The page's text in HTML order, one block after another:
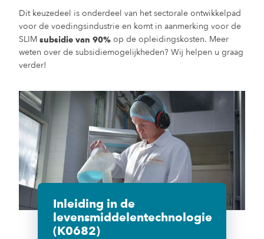
Dit keuzedeel is onderdeel van het sectorale ontwikkelpad
voor de voedingsindustrie en komt in aanmerking voor de
SLIM subsidie van 90% op de opleidingskosten. Meer
weten over de subsidiemogelijkheden? Wij helpen u graag
verder!
Inleiding in de
levensmiddelentechnologie
(K0682)